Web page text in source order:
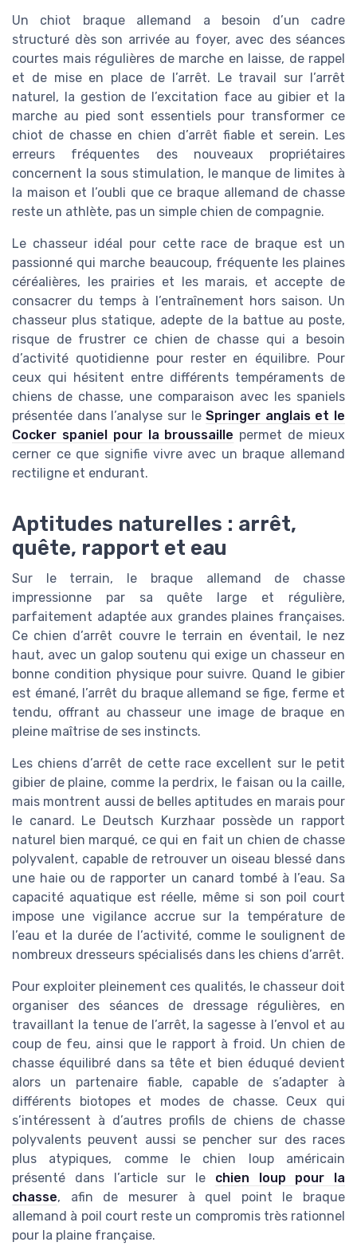
Un chiot braque allemand a besoin d’un cadre
structuré dès son arrivée au foyer, avec des séances
courtes mais régulières de marche en laisse, de rappel
et de mise en place de l’arrêt. Le travail sur l’arrêt
naturel, la gestion de l’excitation face au gibier et la
marche au pied sont essentiels pour transformer ce
chiot de chasse en chien d’arrêt fiable et serein. Les
erreurs fréquentes des nouveaux propriétaires
concernent la sous stimulation, le manque de limites à
la maison et l’oubli que ce braque allemand de chasse
reste un athlète, pas un simple chien de compagnie.
Le chasseur idéal pour cette race de braque est un
passionné qui marche beaucoup, fréquente les plaines
céréalières, les prairies et les marais, et accepte de
consacrer du temps à l’entraînement hors saison. Un
chasseur plus statique, adepte de la battue au poste,
risque de frustrer ce chien de chasse qui a besoin
d’activité quotidienne pour rester en équilibre. Pour
ceux qui hésitent entre différents tempéraments de
chiens de chasse, une comparaison avec les spaniels
présentée dans l’analyse sur leSpringer anglais et le
Cocker spaniel pour la broussaille permet de mieux
cerner ce que signifie vivre avec un braque allemand
rectiligne et endurant.
Aptitudes naturelles : arrêt,
quête, rapport et eau
Sur le terrain, le braque allemand de chasse
impressionne par sa quête large et régulière,
parfaitement adaptée aux grandes plaines françaises.
Ce chien d’arrêt couvre le terrain en éventail, le nez
haut, avec un galop soutenu qui exige un chasseur en
bonne condition physique pour suivre. Quand le gibier
est émané, l’arrêt du braque allemand se fige, ferme et
tendu, offrant au chasseur une image de braque en
pleine maîtrise de ses instincts.
Les chiens d’arrêt de cette race excellent sur le petit
gibier de plaine, comme la perdrix, le faisan ou la caille,
mais montrent aussi de belles aptitudes en marais pour
le canard. Le Deutsch Kurzhaar possède un rapport
naturel bien marqué, ce qui en fait un chien de chasse
polyvalent, capable de retrouver un oiseau blessé dans
une haie ou de rapporter un canard tombé à l’eau. Sa
capacité aquatique est réelle, même si son poil court
impose une vigilance accrue sur la température de
l’eau et la durée de l’activité, comme le soulignent de
nombreux dresseurs spécialisés dans les chiens d’arrêt.
Pour exploiter pleinement ces qualités, le chasseur doit
organiser des séances de dressage régulières, en
travaillant la tenue de l’arrêt, la sagesse à l’envol et au
coup de feu, ainsi que le rapport à froid. Un chien de
chasse équilibré dans sa tête et bien éduqué devient
alors un partenaire fiable, capable de s’adapter à
différents biotopes et modes de chasse. Ceux qui
s’intéressent à d’autres profils de chiens de chasse
polyvalents peuvent aussi se pencher sur des races
plus atypiques, comme le chien loup américain
présenté dans l’article sur le chien loup pour la
chasse, afin de mesurer à quel point le braque
allemand à poil court reste un compromis très rationnel
pour la plaine française.